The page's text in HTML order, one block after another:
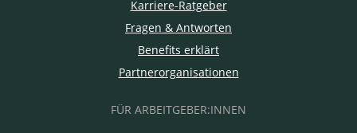
Karriere-Ratgeber
Fragen & Antworten
Benefits erklärt
Partnerorganisationen
FÜR ARBEITGEBER:INNEN